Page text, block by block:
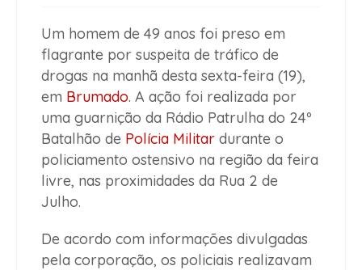
Um homem de 49 anos foi preso em
flagrante por suspeita de tráfico de
drogas na manhã desta sexta-feira (19),
em Brumado. A ação foi realizada por
uma guarnição da Rádio Patrulha do 24º
Batalhão de Polícia Militar durante o
policiamento ostensivo na região da feira
livre, nas proximidades da Rua 2 de
Julho.
De acordo com informações divulgadas
pela corporação, os policiais realizavam